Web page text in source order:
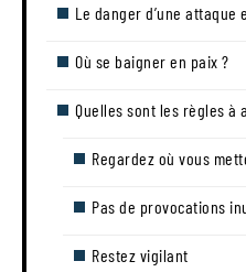
Le danger d’une attaque
Où se baigner en paix ?
Quelles sont les règles à
Regardez où vous
Pas de provocations
Restez vigilant